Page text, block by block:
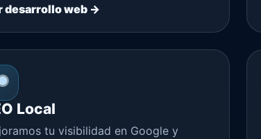
desarrollo web →
Local
tu visibilidad en Google y